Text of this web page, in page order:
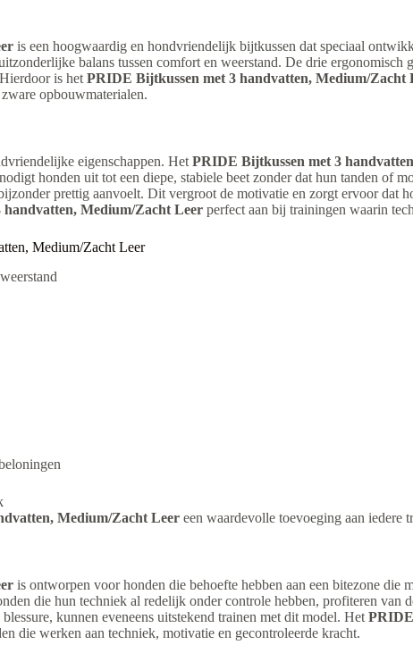
is een hoogwaardig en hondvriendelijk bijtkussen dat speciaal
balans tussen comfort en weerstand. De drie ergonomisch
is het PRIDE Bijtkussen met 3 handvatten, Medium/Zacht
opbouwmaterialen.
eigenschappen. Het PRIDE Bijtkussen met 3
honden uit tot een diepe, stabiele beet zonder dat hun tanden of
prettig aanvoelt. Dit vergroot de motivatie en zorgt ervoor dat
Medium/Zacht Leer perfect aan bij trainingen waarin
Medium/Zacht Leer
Medium/Zacht Leer een waardevolle toevoeging aan iedere
is ontworpen voor honden die behoefte hebben aan een bitezone die
die hun techniek al redelijk onder controle hebben, profiteren van
kunnen eveneens uitstekend trainen met dit model. Het
die werken aan techniek, motivatie en gecontroleerde kracht.